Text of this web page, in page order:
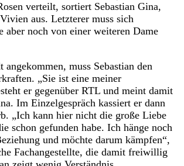
verteilt, sortiert Sebastian Gina,
aus. Letzterer muss sich
aber noch von einer weiteren Dame
muss Sebastian den
„Sie ist eine meiner
er gegenüber RTL und meint damit
Im Einzelgespräch kassiert er dann
„Ich kann hier nicht die große Liebe
schon gefunden habe. Ich hänge noch
und möchte darum kämpfen“,
Fachangestellte, die damit freiwillig